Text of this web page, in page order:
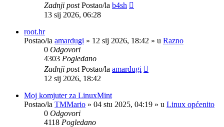
Zadnji postPostao/la b4sh
13 sij 2026, 06:28
root.hr
Postao/la amardugi » 12 sij 2026, 18:42 » u Razno
0 Odgovori
4303 Pogledano
Zadnji postPostao/la amardugi
12 sij 2026, 18:42
Moj komjuter za LinuxMint
Postao/la TMMario » 04 stu 2025, 04:19 » u Linux općenito
0 Odgovori
4118 Pogledano